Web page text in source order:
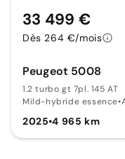
Peugeot 5008
1.2 turbo gt 7pl. 145 AT
Mild-hybride essence•
2025•4 965 km
33 499 €
Dès 264 €/mois